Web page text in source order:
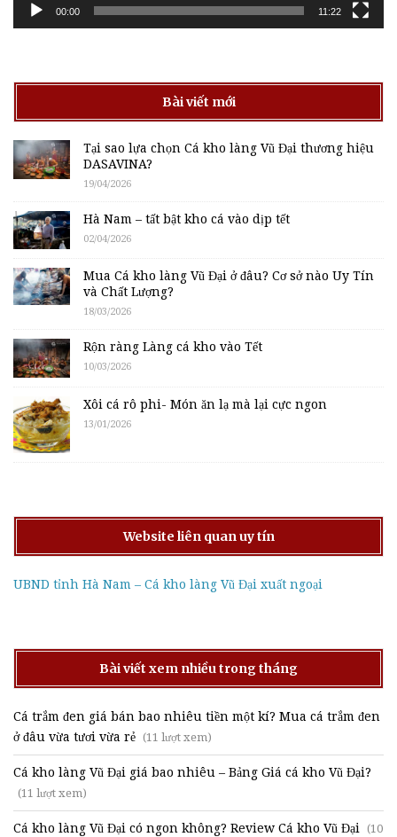
00:00 11:22
Bài viết mới
Tại sao lựa chọn Cá kho làng Vũ Đại thương hiệu
DASAVINA?
19/04/2026
Hà Nam – tất bật kho cá vào dịp tết
02/04/2026
Mua Cá kho làng Vũ Đại ở đâu? Cơ sở nào Uy Tín
và Chất Lượng?
18/03/2026
Rộn ràng Làng cá kho vào Tết
10/03/2026
Xôi cá rô phi- Món ăn lạ mà lại cực ngon
13/01/2026
Website liên quan uy tín
UBND tỉnh Hà Nam – Cá kho làng Vũ Đại xuất ngoại
Bài viết xem nhiều trong tháng
Cá trắm đen giá bán bao nhiêu tiền một kí? Mua cá trắm đen
ở đâu vừa tươi vừa rẻ (11 lượt xem)
Cá kho làng Vũ Đại giá bao nhiêu – Bảng Giá cá kho Vũ Đại?
(11 lượt xem)
Cá kho làng Vũ Đại có ngon không? Review Cá kho Vũ Đại (10